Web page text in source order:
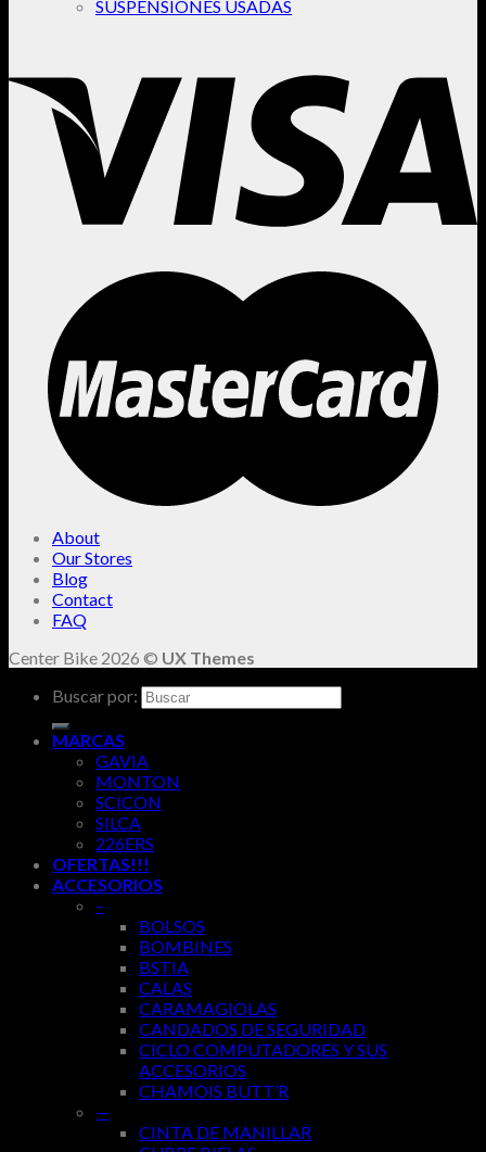
SUSPENSIONES USADAS
About
Our Stores
Blog
Contact
FAQ
Center Bike 2026 © UX Themes
Buscar por:
MARCAS
GAVIA
MONTON
SCICON
SILCA
226ERS
OFERTAS!!!
ACCESORIOS
–
BOLSOS
BOMBINES
BSTIA
CALAS
CARAMAGIOLAS
CANDADOS DE SEGURIDAD
CICLO COMPUTADORES Y SUS
ACCESORIOS
CHAMOIS BUTT’R
—
CINTA DE MANILLAR